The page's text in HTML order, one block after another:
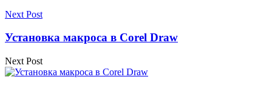
Next Post
Установка макроса в Corel Draw
Next Post